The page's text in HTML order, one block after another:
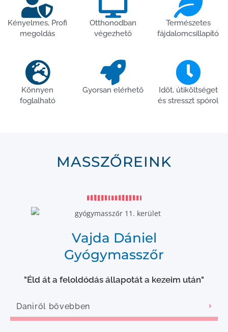
Kényelmes, Profi
megoldás
Könnyen
foglalható
Otthonodban
végezhető
Gyorsan elérhető
Természetes
fájdalomcsillapító
Időt, útiköltséget
és stresszt spórol
MASSZŐREINK
Vajda Dániel
Gyógymasszőr
"Éld át a feloldódás állapotát a kezeim után"
Daniről bővebben